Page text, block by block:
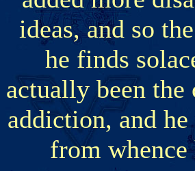
ideas, and so
he finds
actually been
addiction, and
from